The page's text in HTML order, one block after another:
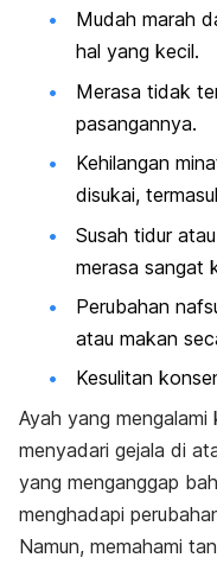
Mudah marah
hal yang kecil.
Merasa tidak
pasangannya.
Kehilangan
disukai,
Susah tidur
merasa sangat
Perubahan
atau makan
Kesulitan
Ayah yang
menyadari gejala di
yang menganggap
menghadapi
Namun, memahami